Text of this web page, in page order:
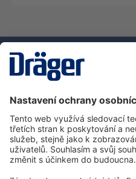
Zákaznická infolinka
O společnosti Dräger
Informace